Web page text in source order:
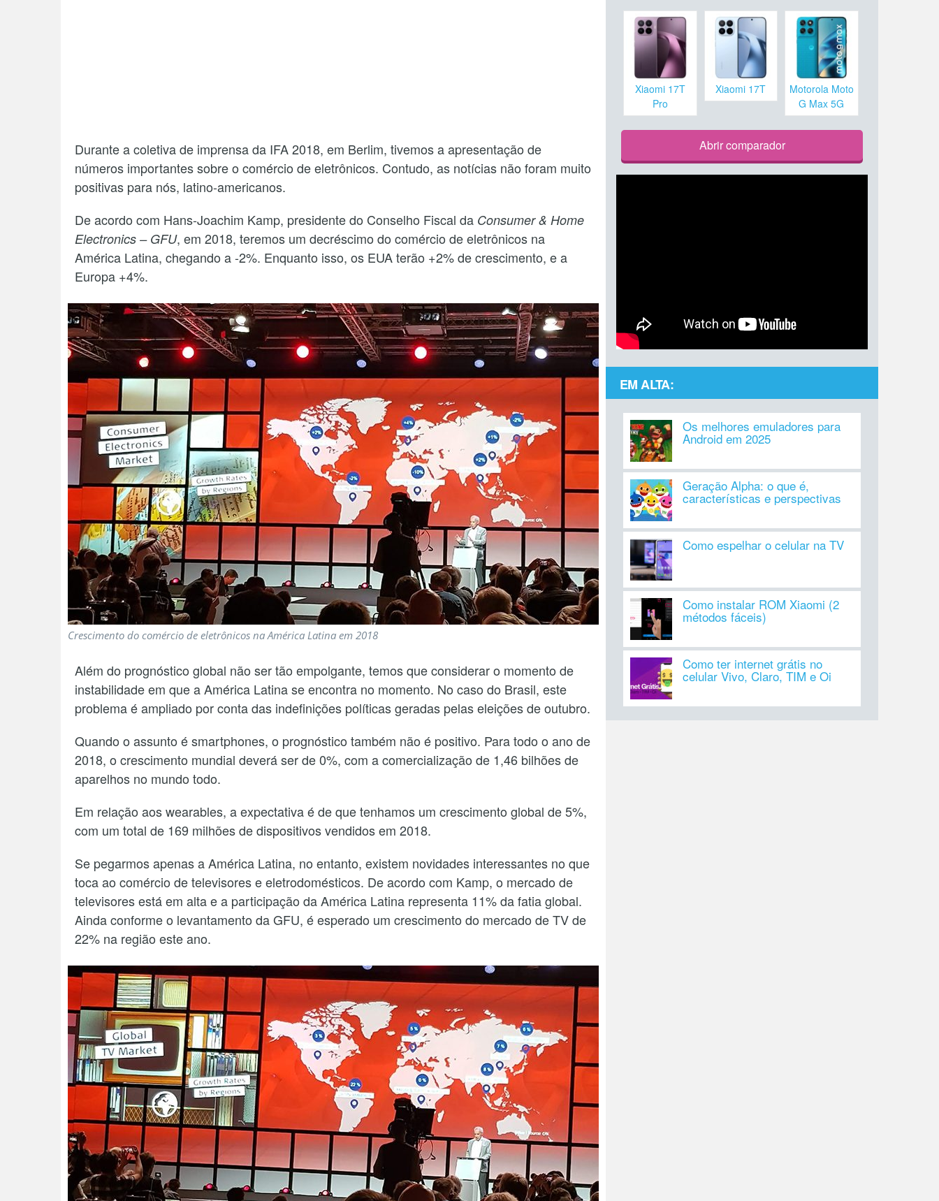
Durante a coletiva de imprensa da IFA 2018, em Berlim, tivemos a apresentação de
números importantes sobre o comércio de eletrônicos. Contudo, as notícias não foram muito
positivas para nós, latino-americanos.
De acordo com Hans-Joachim Kamp, presidente do Conselho Fiscal da Consumer & Home
Electronics – GFU, em 2018, teremos um decréscimo do comércio de eletrônicos na
América Latina, chegando a -2%. Enquanto isso, os EUA terão +2% de crescimento, e a
Europa +4%.
Crescimento do comércio de eletrônicos na América Latina em 2018
Além do prognóstico global não ser tão empolgante, temos que considerar o momento de
instabilidade em que a América Latina se encontra no momento. No caso do Brasil, este
problema é ampliado por conta das indefinições políticas geradas pelas eleições de outubro.
Quando o assunto é smartphones, o prognóstico também não é positivo. Para todo o ano de
2018, o crescimento mundial deverá ser de 0%, com a comercialização de 1,46 bilhões de
aparelhos no mundo todo.
Em relação aos wearables, a expectativa é de que tenhamos um crescimento global de 5%,
com um total de 169 milhões de dispositivos vendidos em 2018.
Se pegarmos apenas a América Latina, no entanto, existem novidades interessantes no que
toca ao comércio de televisores e eletrodomésticos. De acordo com Kamp, o mercado de
televisores está em alta e a participação da América Latina representa 11% da fatia global.
Ainda conforme o levantamento da GFU, é esperado um crescimento do mercado de TV de
22% na região este ano.
Xiaomi 17T
Pro
Xiaomi 17T
Motorola Moto
G Max 5G
Abrir comparador
EM ALTA:
Os melhores emuladores para
Android em 2025
Geração Alpha: o que é,
características e perspectivas
Como espelhar o celular na TV
Como instalar ROM Xiaomi (2
métodos fáceis)
Como ter internet grátis no
celular Vivo, Claro, TIM e Oi